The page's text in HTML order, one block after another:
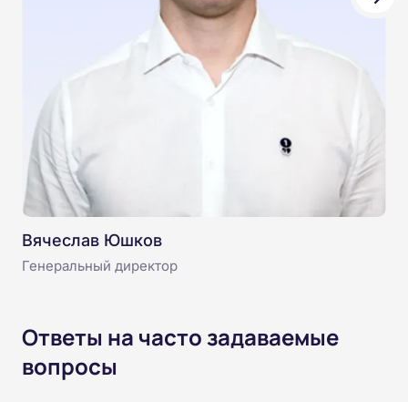
Вячеслав Юшков
Генеральный директор
Ответы на часто задаваемые
вопросы